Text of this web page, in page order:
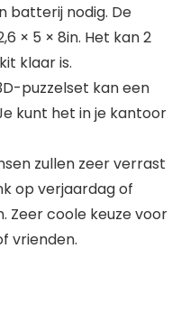
batterij nodig. De
× 5 × 8in. Het kan 2
klaar is.
3D-puzzelset kan een
kunt het in je kantoor
zullen zeer verrast
op verjaardag of
Zeer coole keuze voor
vrienden.